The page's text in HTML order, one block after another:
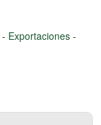
- Exportaciones -